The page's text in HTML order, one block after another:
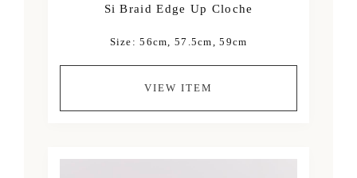
Si Braid Edge Up Cloche
Size: 56cm, 57.5cm, 59cm
VIEW ITEM